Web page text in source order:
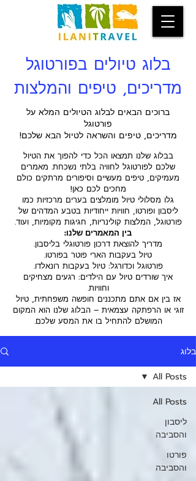
בלוג טיולים בפורטוגל
מדריכים, טיפים והמלצות
ברוכים הבאים לבלוג הטיולים המלא על
פורטוגל
מדריכים, טיפים והשראה לטיול הבא שלכם!
בבלוג שלנו תמצאו הכל כדי להפוך את הטיול
שלכם לפורטוגל לחוויה בלתי נשכחת. מאמרים
מעמיקים, טיפים מעשיים וסיפורים מרתקים כולם
מחכים לכם כאן!
גלו מסלולי טיול מומלצים בערים מרכזיות כמו
ליסבון ופורטו, חוויות ייחודיות בטבע המדהים של
פורטוגל, המלצות קולינריות, חגיגות מקומיות, ועוד.
בין המאמרים שלנו:
מדריך להוצאת דרכון פורטוגלי בליסבון.
טיול בעקבות הארי פוטר בפורטו.
פורטוגל וכדורגל: טיול בעקבות רונאלדו.
איך שורדים טיול עם הילדים: רגעים מצחיקים
וחוויות.
אז בין אם אתם מתכננים חופשה משפחתית, טיול
זוגי או הרפתקה עצמאית – הבלוג שלנו הוא המקום
המושלם להתחיל בו את המסע שלכם.
בלוג
All Posts
ליסבון
והסביבה
פורטו
והסביבה
All Posts